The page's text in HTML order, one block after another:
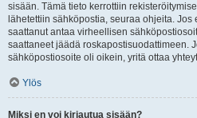
sisään. Tämä tieto kerrottiin
lähetettiin sähköpostia, seuraa ohjeita. Jos
saattanut antaa virheellisen
saattaneet jäädä roskapostisuodattimeen.
sähköpostiosoite oli oikein, yritä ottaa
Ylös
Miksi en voi kirjautua sisään?